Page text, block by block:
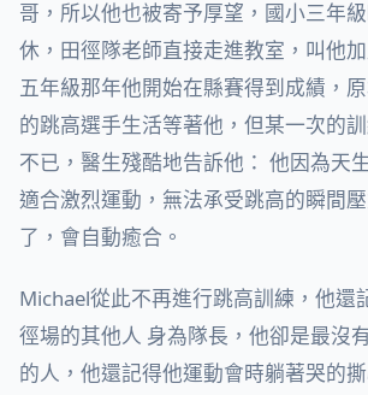
哥，所以他也被寄予厚望，國小三年
休，田徑隊老師直接走進教室，叫他
五年級那年他開始在縣賽得到成績，
的跳高選手生活等著他，但某一次的
不已，醫生殘酷地告訴他： 他因為天
適合激烈運動，無法承受跳高的瞬間
了，會自動癒合。
Michael從此不再進行跳高訓練，他還
徑場的其他人 身為隊長，他卻是最沒
的人，他還記得他運動會時躺著哭的